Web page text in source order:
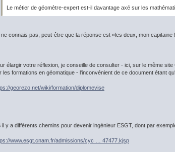
Le métier de géomètre-expert est-il davantage axé sur les
connais pas, peut-être que la réponse est «les deux, mon capitaine !
élargir votre réflexion, je conseille de consulter - ici, sur le même
les formations en géomatique - l'inconvénient de ce document étant
georezo.net/wiki/formation/diplomevise
il y a différents chemins pour devenir ingénieur ESGT, dont par
www.esgt.cnam.fr/admissions/cyc … 47477.kjsp